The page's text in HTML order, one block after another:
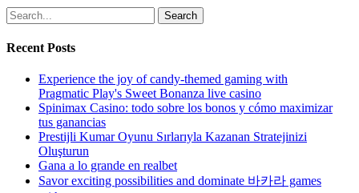
Search
Recent Posts
Experience the joy of candy-themed gaming with
Pragmatic Play's Sweet Bonanza live casino
Spinimax Casino: todo sobre los bonos y cómo maximizar
tus ganancias
Prestijli Kumar Oyunu Sırlarıyla Kazanan Stratejinizi
Oluşturun
Gana a lo grande en realbet
Savor exciting possibilities and dominate 바카라 games